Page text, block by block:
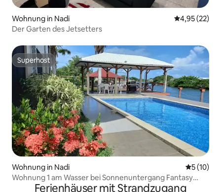
Wohnung in Nadi
4,95 (22)
Der Garten des Jetsetters
Superhost
Superhost
Wohnung in Nadi
5 (10)
Wohnung 1 am Wasser bei Sonnenuntergang Fantasy
Nadi-Garten/Erdgeschoss
Ferienhäuser mit Strandzugang